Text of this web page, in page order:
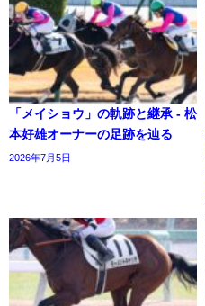
「メイショウ」の軌跡と継承 - 松
本好雄オーナーの足跡を辿る
2026年7月5日